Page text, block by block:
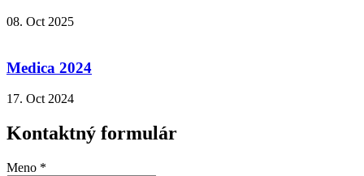
08. Oct 2025
Medica 2024
17. Oct 2024
Kontaktný formulár
Meno *